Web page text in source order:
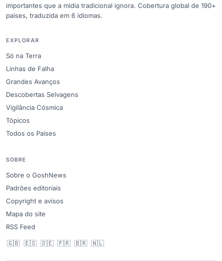
importantes que a mídia tradicional ignora. Cobertura global de 190+
países, traduzida em 6 idiomas.
EXPLORAR
Só na Terra
Linhas de Falha
Grandes Avanços
Descobertas Selvagens
Vigilância Cósmica
Tópicos
Todos os Países
SOBRE
Sobre o GoshNews
Padrões editoriais
Copyright e avisos
Mapa do site
RSS Feed
🇬🇧 🇪🇸 🇩🇪 🇫🇷 🇧🇷 🇳🇱